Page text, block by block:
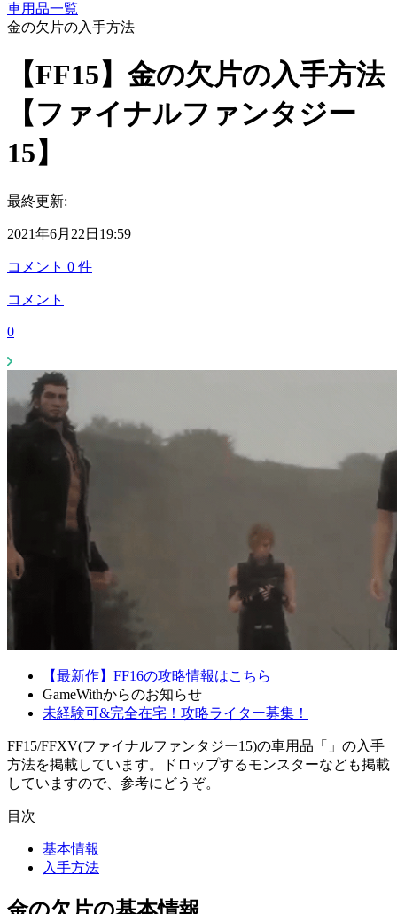
車用品一覧
金の欠片の入手方法
【FF15】金の欠片の入手方法
【ファイナルファンタジー
15】
最終更新:
2021年6月22日19:59
コメント 0 件
コメント
0
【最新作】FF16の攻略情報はこちら
GameWithからのお知らせ
未経験可&完全在宅！攻略ライター募集！
FF15/FFXV(ファイナルファンタジー15)の車用品「」の入手
方法を掲載しています。ドロップするモンスターなども掲載
していますので、参考にどうぞ。
目次
基本情報
入手方法
金の欠片の基本情報